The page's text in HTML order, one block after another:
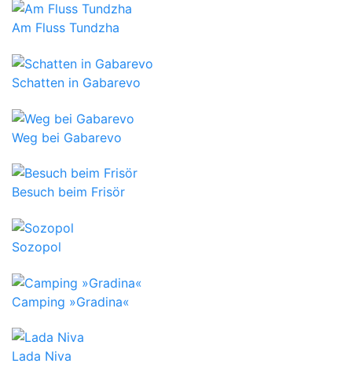
Am Fluss Tundzha
Schatten in Gabarevo
Weg bei Gabarevo
Besuch beim Frisör
Sozopol
Camping »Gradina«
Lada Niva